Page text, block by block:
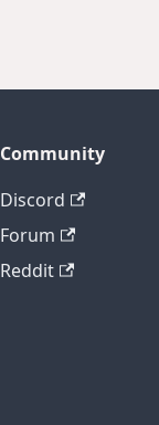
Community
Discord
Forum
Reddit